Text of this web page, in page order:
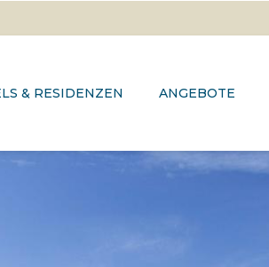
& RESIDENZEN ANGEBOTE